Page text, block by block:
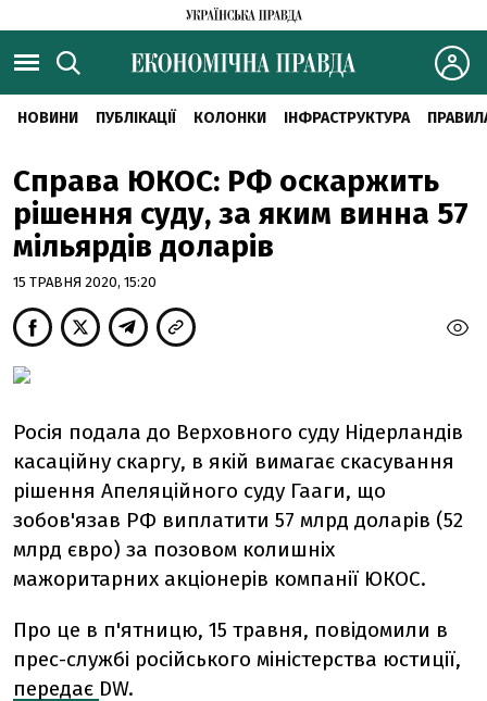
НОВИНИ ПУБЛІКАЦІЇ КОЛОНКИ ІНФРАСТРУКТУРА
Справа ЮКОС: РФ оскаржить
рішення суду, за яким винна 57
мільярдів доларів
15 ТРАВНЯ 2020, 15:20
Росія подала до Верховного суду Нідерландів
касаційну скаргу, в якій вимагає скасування
рішення Апеляційного суду Гааги, що
зобов'язав РФ виплатити 57 млрд доларів (52
млрд євро) за позовом колишніх
мажоритарних акціонерів компанії ЮКОС.
Про це в п'ятницю, 15 травня, повідомили в
прес-службі російського міністерства юстиції,
передає DW.